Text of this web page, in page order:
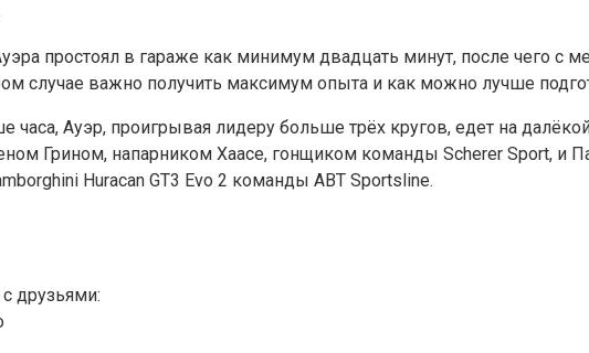
простоял в гараже как минимум двадцать минут, после чего с
случае важно получить максимум опыта и как можно лучше
Ауэр, проигрывая лидеру больше трёх кругов, едет на
Грином, напарником Хаасе, гонщиком команды Scherer Sport,
Huracan GT3 Evo 2 команды ABT Sportsline.
друзьями: